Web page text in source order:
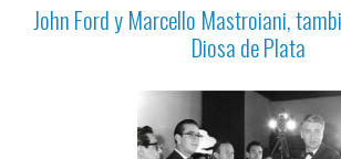
John Ford y Marcello Mastroiani,
Diosa de Plata